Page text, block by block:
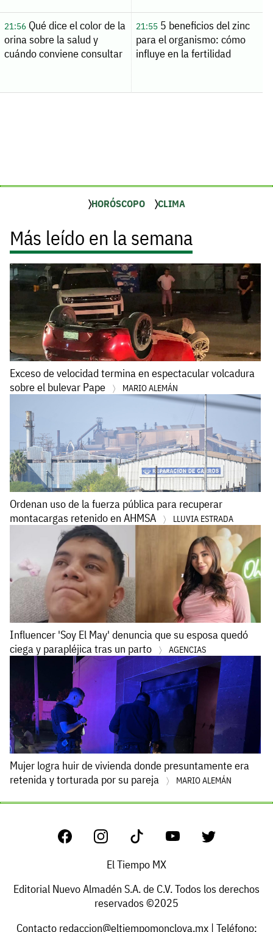
21:56Qué dice el color de la
orina sobre la salud y
cuándo conviene consultar
21:555 beneficios del zinc
para el organismo: cómo
influye en la fertilidad
HORÓSCOPO CLIMA
Más leído en la semana
Exceso de velocidad termina en espectacular volcadura
sobre el bulevar Pape
MARIO ALEMÁN
Ordenan uso de la fuerza pública para recuperar
montacargas retenido en AHMSA
LLUVIA ESTRADA
Influencer 'Soy El May' denuncia que su esposa quedó
ciega y parapléjica tras un parto
AGENCIAS
Mujer logra huir de vivienda donde presuntamente era
retenida y torturada por su pareja
MARIO ALEMÁN
El Tiempo MX
Editorial Nuevo Almadén S.A. de C.V. Todos los derechos
reservados ©2025
Contacto redaccion@eltiempomonclova.mx| Teléfono: